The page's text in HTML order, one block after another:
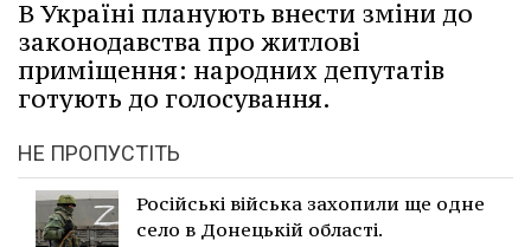
В Україні планують внести зміни до
законодавства про житлові
приміщення: народних депутатів
готують до голосування.
НЕ ПРОПУСТІТЬ
Російські війська захопили ще одне
село в Донецькій області.